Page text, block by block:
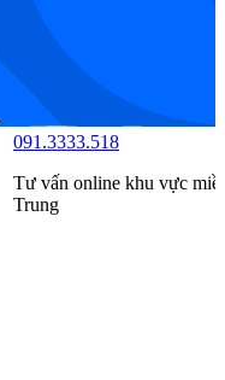
091.3333.518
Tư vấn online khu vực
Trung